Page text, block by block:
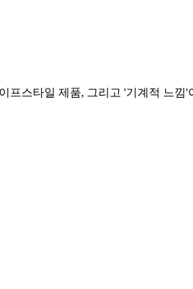
스타일 제품, 그리고 '기계적 느낌'